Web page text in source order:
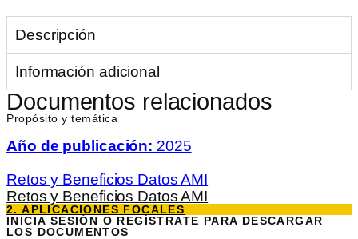
Descripción
Información adicional
Documentos relacionados
Propósito y temática
Año de publicación: 2025
Retos y Beneficios Datos AMI
Retos y Beneficios Datos AMI
2. APLICACIONES FOCALES
INICIA SESIÓN O REGÍSTRATE PARA DESCARGAR
LOS DOCUMENTOS